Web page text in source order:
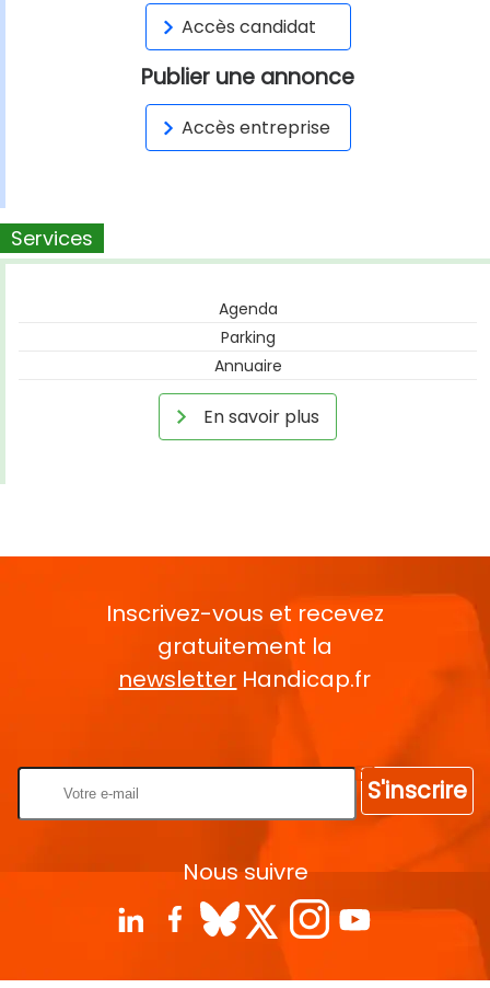
Accès candidat
Publier une annonce
Accès entreprise
Services
Agenda
Parking
Annuaire
En savoir plus
Inscrivez-vous et recevez
gratuitement la
newsletter Handicap.fr
S'inscrire
Nous suivre